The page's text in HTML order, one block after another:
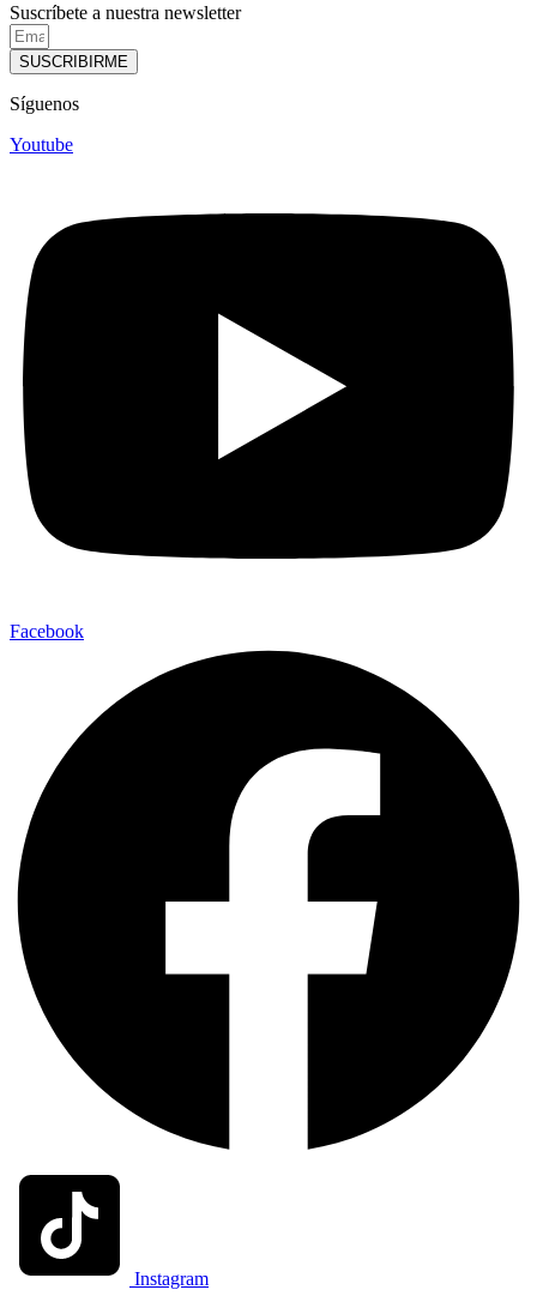
Suscríbete a nuestra newsletter
SUSCRIBIRME
Síguenos
Youtube
Facebook
Instagram